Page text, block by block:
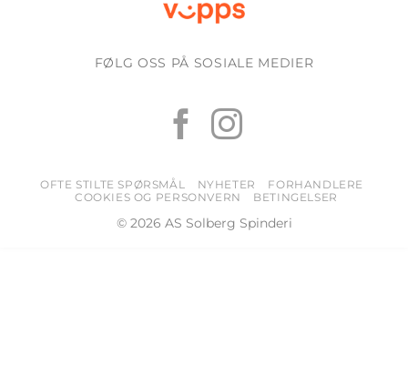
FØLG OSS PÅ SOSIALE MEDIER
OFTE STILTE SPØRSMÅL NYHETER
FORHANDLERE
COOKIES OG PERSONVERN
BETINGELSER
© 2026 AS Solberg Spinderi